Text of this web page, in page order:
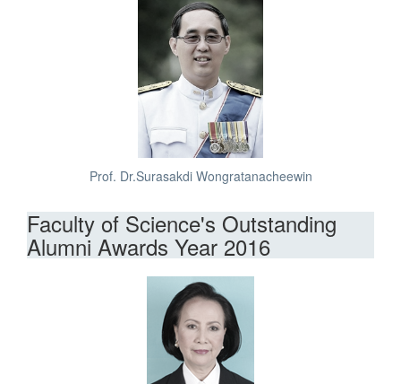
Prof. Dr.Surasakdi Wongratanacheewin
Faculty of Science's Outstanding
Alumni Awards Year 2016